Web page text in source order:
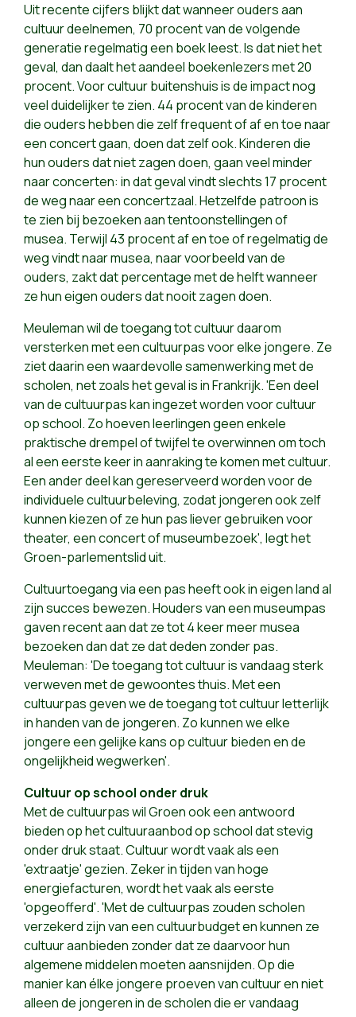
Uit recente cijfers blijkt dat wanneer ouders aan
cultuur deelnemen, 70 procent van de volgende
generatie regelmatig een boek leest. Is dat niet het
geval, dan daalt het aandeel boekenlezers met 20
procent. Voor cultuur buitenshuis is de impact nog
veel duidelijker te zien. 44 procent van de kinderen
die ouders hebben die zelf frequent of af en toe naar
een concert gaan, doen dat zelf ook. Kinderen die
hun ouders dat niet zagen doen, gaan veel minder
naar concerten: in dat geval vindt slechts 17 procent
de weg naar een concertzaal. Hetzelfde patroon is
te zien bij bezoeken aan tentoonstellingen of
musea. Terwijl 43 procent af en toe of regelmatig de
weg vindt naar musea, naar voorbeeld van de
ouders, zakt dat percentage met de helft wanneer
ze hun eigen ouders dat nooit zagen doen.
Meuleman wil de toegang tot cultuur daarom
versterken met een cultuurpas voor elke jongere. Ze
ziet daarin een waardevolle samenwerking met de
scholen, net zoals het geval is in Frankrijk. 'Een deel
van de cultuurpas kan ingezet worden voor cultuur
op school. Zo hoeven leerlingen geen enkele
praktische drempel of twijfel te overwinnen om toch
al een eerste keer in aanraking te komen met cultuur.
Een ander deel kan gereserveerd worden voor de
individuele cultuurbeleving, zodat jongeren ook zelf
kunnen kiezen of ze hun pas liever gebruiken voor
theater, een concert of museumbezoek', legt het
Groen-parlementslid uit.
Cultuurtoegang via een pas heeft ook in eigen land al
zijn succes bewezen. Houders van een museumpas
gaven recent aan dat ze tot 4 keer meer musea
bezoeken dan dat ze dat deden zonder pas.
Meuleman: 'De toegang tot cultuur is vandaag sterk
verweven met de gewoontes thuis. Met een
cultuurpas geven we de toegang tot cultuur letterlijk
in handen van de jongeren. Zo kunnen we elke
jongere een gelijke kans op cultuur bieden en de
ongelijkheid wegwerken'.
Cultuur op school onder druk
Met de cultuurpas wil Groen ook een antwoord
bieden op het cultuuraanbod op school dat stevig
onder druk staat. Cultuur wordt vaak als een
'extraatje' gezien. Zeker in tijden van hoge
energiefacturen, wordt het vaak als eerste
'opgeofferd'. 'Met de cultuurpas zouden scholen
verzekerd zijn van een cultuurbudget en kunnen ze
cultuur aanbieden zonder dat ze daarvoor hun
algemene middelen moeten aansnijden. Op die
manier kan élke jongere proeven van cultuur en niet
alleen de jongeren in de scholen die er vandaag